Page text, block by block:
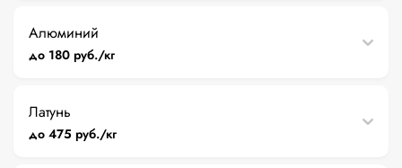
Алюминий
до 180 руб./кг
Латунь
до 475 руб./кг